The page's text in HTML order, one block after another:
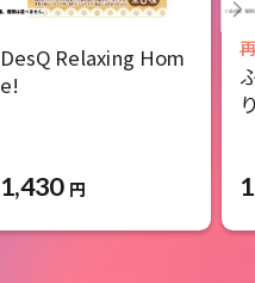
DesQ Relaxing Hom
e!
1,430 円